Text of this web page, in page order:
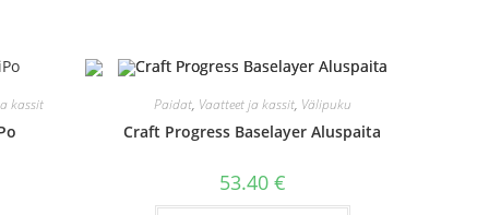
kassit Paidat, Vaatteet ja kassit, Välipuku
Craft Progress Baselayer Aluspaita
53.40 €